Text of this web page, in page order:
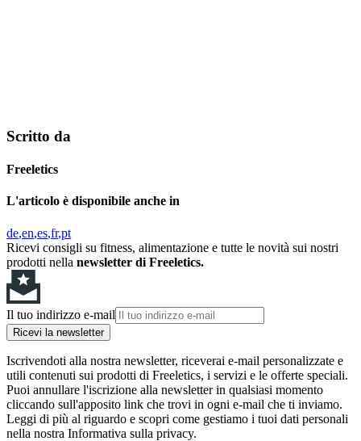
Scritto da
Freeletics
L'articolo è disponibile anche in
de en es fr pt
Ricevi consigli su fitness, alimentazione e tutte le novità sui nostri
prodotti nella newsletter di Freeletics.
Il tuo indirizzo e-mail
Ricevi la newsletter
Iscrivendoti alla nostra newsletter, riceverai e-mail personalizzate e
utili contenuti sui prodotti di Freeletics, i servizi e le offerte speciali.
Puoi annullare l'iscrizione alla newsletter in qualsiasi momento
cliccando sull'apposito link che trovi in ogni e-mail che ti inviamo.
Leggi di più al riguardo e scopri come gestiamo i tuoi dati personali
nella nostra Informativa sulla privacy.